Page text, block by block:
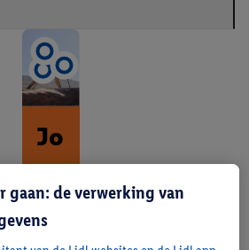
Jo
u
w
d
gaan: de verwerking van